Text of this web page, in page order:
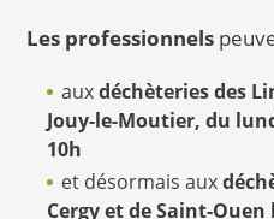
Les professionnels
auxdéchèteries des
Jouy-le-Moutier, du
10h
et désormais aux
Cergy et de Saint-Ouen